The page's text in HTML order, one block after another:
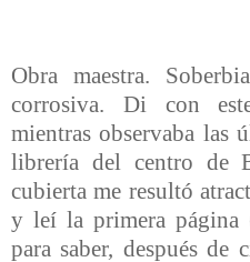
Obra maestra.
corrosiva. Di con
mientras observaba las
librería del centro de
cubierta me resultó
y leí la primera página
para saber, después de